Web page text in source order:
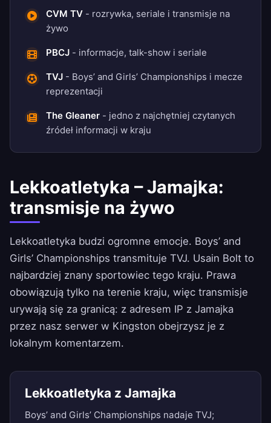
CVM TV - rozrywka, seriale i transmisje na
żywo
PBCJ - informacje, talk-show i seriale
TVJ - Boys’ and Girls’ Championships i mecze
reprezentacji
The Gleaner - jedno z najchętniej czytanych
źródeł informacji w kraju
Lekkoatletyka – Jamajka:
transmisje na żywo
Lekkoatletyka budzi ogromne emocje. Boys’ and
Girls’ Championships transmituje TVJ. Usain Bolt to
najbardziej znany sportowiec tego kraju. Prawa
obowiązują tylko na terenie kraju, więc transmisje
urywają się za granicą: z adresem IP z Jamajka
przez nasz serwer w Kingston obejrzysz je z
lokalnym komentarzem.
Lekkoatletyka z Jamajka
Boys’ and Girls’ Championships nadaje TVJ;